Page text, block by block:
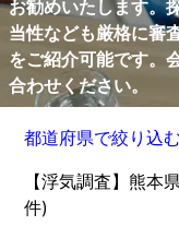
お勧めいたします。
当性なども厳格に審
をご紹介可能です。
合わせください。
都道府県で絞り込
【浮気調査】熊本
件)